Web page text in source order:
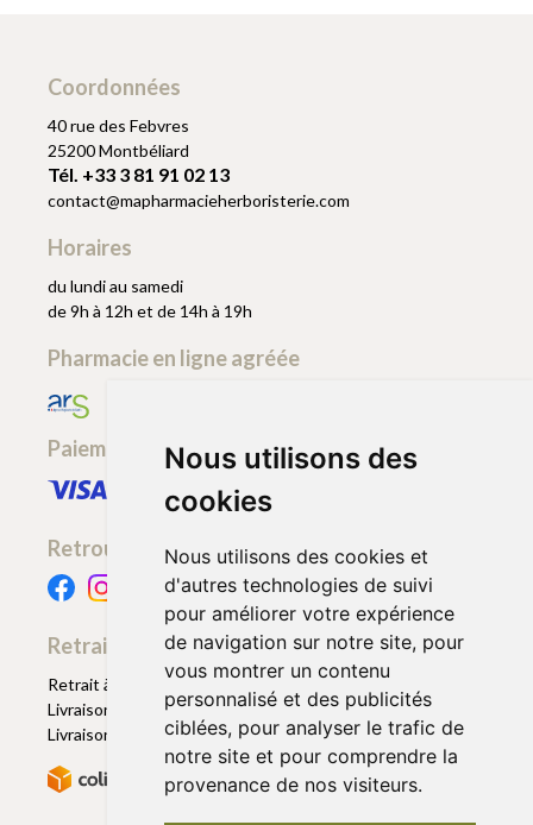
Nous utilisons des
cookies
Nous utilisons des cookies et
d'autres technologies de suivi
pour améliorer votre expérience
de navigation sur notre site, pour
vous montrer un contenu
personnalisé et des publicités
ciblées, pour analyser le trafic de
notre site et pour comprendre la
provenance de nos visiteurs.
Coordonnées
40 rue des Febvres
25200 Montbéliard
Tél. +33 3 81 91 02 13
contact@mapharmacieherboristerie.com
Horaires
du lundi au samedi
de 9h à 12h et de 14h à 19h
Pharmacie en ligne agréée
Paiement sécurisé
Retrouvez-nous
Retrait - Livraison
Retrait à la pharmacie - Click & Collect
Livraison en Point Relais
Livraison à domicile